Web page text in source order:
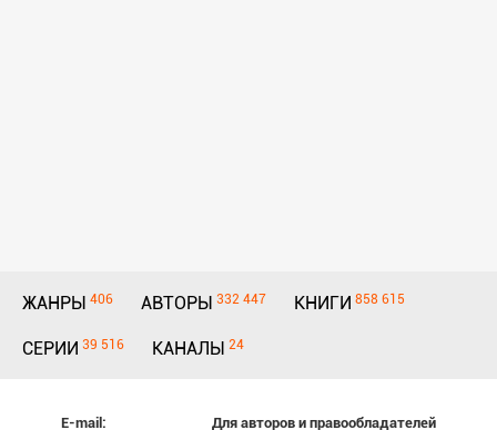
ЖАНРЫ 406 АВТОРЫ 332 447 КНИГИ 858 615
СЕРИИ 39 516 КАНАЛЫ 24
E-mail: Для авторов и правообладателей